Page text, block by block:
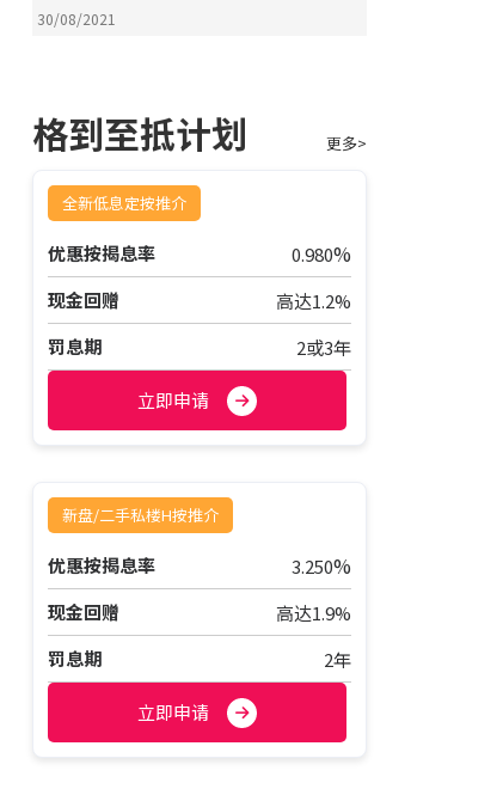
30/08/2021
格到至抵计划 更多>
全新低息定按推介
优惠按揭息率 0.980%
现金回赠
高达1.2%
罚息期
2或3年
立即申请
新盘/二手私楼H按推介
优惠按揭息率 3.250%
现金回赠
高达1.9%
罚息期
2年
立即申请